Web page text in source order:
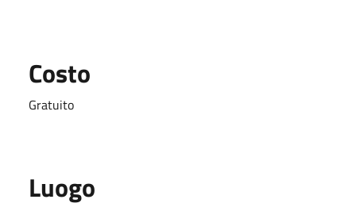
Costo
Gratuito
Luogo